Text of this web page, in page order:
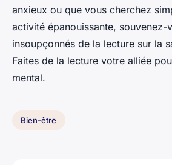
anxieux ou que vous cherchez
activité épanouissante, souvenez-
insoupçonnés de la lecture sur la
Faites de la lecture votre alliée
mental.
Bien-être